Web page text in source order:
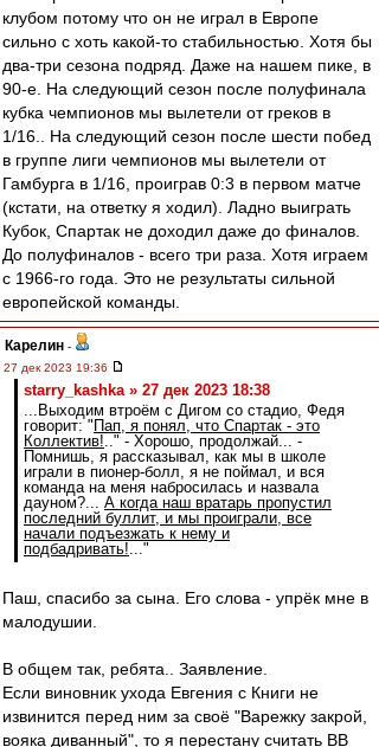
клубом потому что он не играл в Европе
сильно с хоть какой-то стабильностью. Хотя бы
два-три сезона подряд. Даже на нашем пике, в
90-е. На следующий сезон после полуфинала
кубка чемпионов мы вылетели от греков в
1/16.. На следующий сезон после шести побед
в группе лиги чемпионов мы вылетели от
Гамбурга в 1/16, проиграв 0:3 в первом матче
(кстати, на ответку я ходил). Ладно выиграть
Кубок, Спартак не доходил даже до финалов.
До полуфиналов - всего три раза. Хотя играем
с 1966-го года. Это не результаты сильной
европейской команды.
Карелин -
27 дек 2023 19:36
starry_kashka » 27 дек 2023 18:38
...Выходим втроём с Дигом со стадио, Федя
говорит: " Пап, я понял, что Спартак - это
Коллектив!.." - Хорошо, продолжай... -
Помнишь, я рассказывал, как мы в школе
играли в пионер-болл, я не поймал, и вся
команда на меня набросилась и назвала
дауном?... А когда наш вратарь пропустил
последний буллит, и мы проиграли, все
начали подъезжать к нему и
подбадривать!..."
Паш, спасибо за сына. Его слова - упрёк мне в
малодушии.
В общем так, ребята.. Заявление.
Если виновник ухода Евгения с Книги не
извинится перед ним за своё "Варежку закрой,
вояка диванный", то я перестану считать ВВ